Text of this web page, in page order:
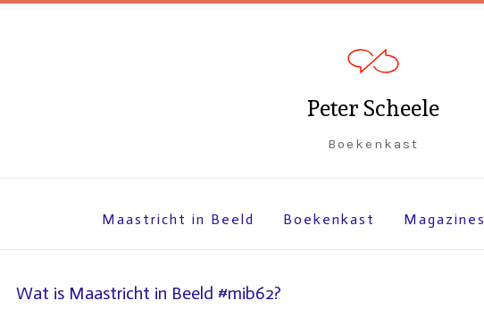
Peter Scheele
Boekenkast
Maastricht in Beeld Boekenkast Magazines
Wat is Maastricht in Beeld #mib62?